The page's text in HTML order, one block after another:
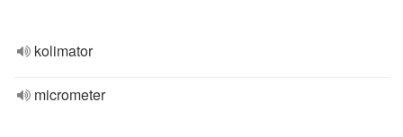
kolimator
micrometer